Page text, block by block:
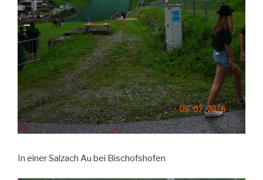
In einer Salzach Au bei Bischofshofen